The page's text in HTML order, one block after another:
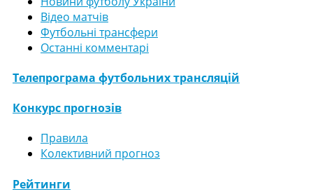
Відео матчів
Футбольні трансфери
Останні комментарі
Телепрограма футбольних трансляцій
Конкурс прогнозів
Правила
Колективний прогноз
Рейтинги